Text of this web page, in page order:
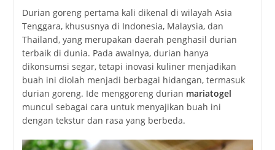
Durian goreng pertama kali dikenal di wilayah Asia
Tenggara, khususnya di Indonesia, Malaysia, dan
Thailand, yang merupakan daerah penghasil durian
terbaik di dunia. Pada awalnya, durian hanya
dikonsumsi segar, tetapi inovasi kuliner menjadikan
buah ini diolah menjadi berbagai hidangan, termasuk
durian goreng. Ide menggoreng durian mariatogel
muncul sebagai cara untuk menyajikan buah ini
dengan tekstur dan rasa yang berbeda.